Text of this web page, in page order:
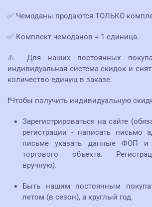
✅ Чемоданы продаются ТОЛЬКО
✅ Комплект чемоданов = 1 единица.
⚠️ Для наших постоянных
индивидуальная система скидок и
количество единиц в заказе.
❗Чтобы получить индивидуальную
Зарегистрироваться на сайте
регистрации - написать письмо
письме указать данные ФОП и
торгового объекта.
вручную).
Быть нашим постоянным
летом (в сезон), а круглый год.